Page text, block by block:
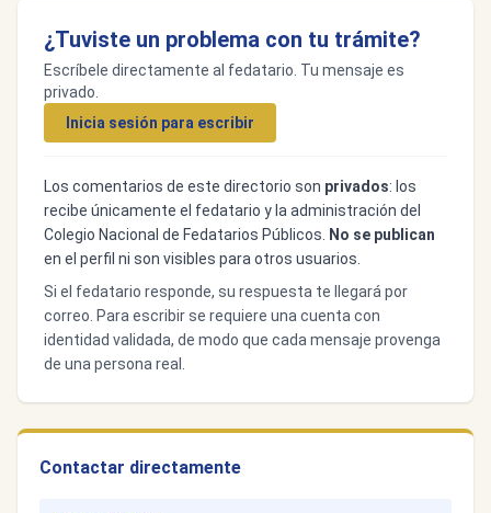
¿Tuviste un problema con tu trámite?
Escríbele directamente al fedatario. Tu mensaje es
privado.
Inicia sesión para escribir
Los comentarios de este directorio son privados: los
recibe únicamente el fedatario y la administración del
Colegio Nacional de Fedatarios Públicos.
No se publican
en el perfil ni son visibles para otros usuarios.
Si el fedatario responde, su respuesta te llegará por
correo. Para escribir se requiere una cuenta con
identidad validada, de modo que cada mensaje provenga
de una persona real.
Contactar directamente